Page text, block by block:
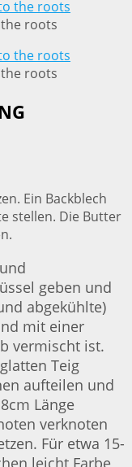
roots
roots
Ein Backblech
stellen. Die Butter
geben und
abgekühlte)
mit einer
vermischt ist.
Teig
aufteilen und
Länge
verknoten
Für etwa 15-